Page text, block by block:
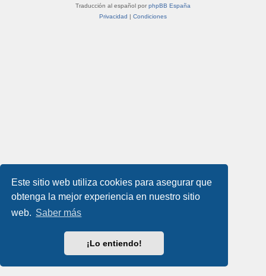
Este sitio web utiliza cookies para asegurar que
obtenga la mejor experiencia en nuestro sitio
web. Saber más
¡Lo entiendo!
Traducción al español por phpBB España
Privacidad | Condiciones